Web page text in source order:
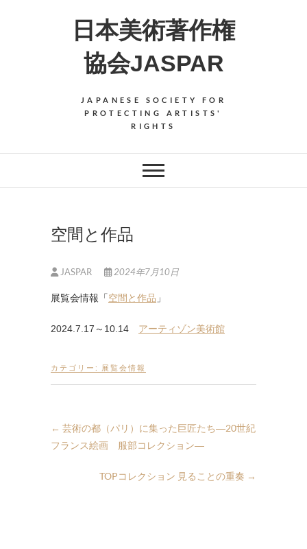
日本美術著作権
協会JASPAR
JAPANESE SOCIETY FOR
PROTECTING ARTISTS'
RIGHTS
空間と作品
JASPAR 2024年7月10日
展覧会情報「空間と作品 」
2024.7.17～10.14 アーティゾン美術館
カテゴリー: 展覧会情報
← 芸術の都（パリ）に集った巨匠たち―20世紀
フランス絵画 服部コレクション―
TOPコレクション 見ることの重奏 →